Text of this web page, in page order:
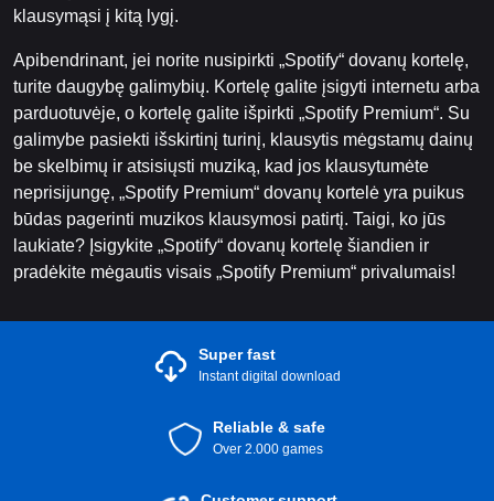
klausymąsi į kitą lygį.
Apibendrinant, jei norite nusipirkti „Spotify“ dovanų kortelę,
turite daugybę galimybių. Kortelę galite įsigyti internetu arba
parduotuvėje, o kortelę galite išpirkti „Spotify Premium“. Su
galimybe pasiekti išskirtinį turinį, klausytis mėgstamų dainų
be skelbimų ir atsisiųsti muziką, kad jos klausytumėte
neprisijungę, „Spotify Premium“ dovanų kortelė yra puikus
būdas pagerinti muzikos klausymosi patirtį. Taigi, ko jūs
laukiate? Įsigykite „Spotify“ dovanų kortelę šiandien ir
pradėkite mėgautis visais „Spotify Premium“ privalumais!
Super fast
Instant digital download
Reliable & safe
Over 2.000 games